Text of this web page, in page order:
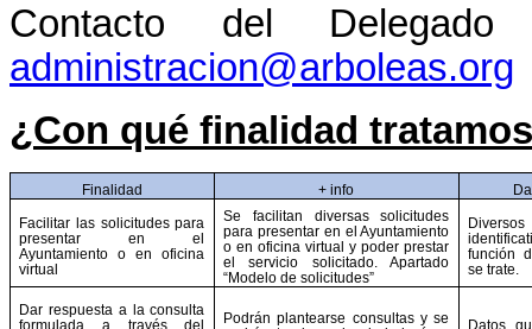
Contacto del
administracion@arboleas.org
¿Con qué finalidad
Finalidad + info
Facilitar las solicitudes para
presentar en el
Ayuntamiento o en oficina
virtual
Se facilitan diversas solicitudes
para presentar en el Ayuntamiento
o en oficina virtual y poder prestar
el servicio solicitado. Apartado
“Modelo de solicitudes”
función
se trate.
Dar respuesta a la consulta
formulada a través del
Podrán plantearse consultas y se
Datos